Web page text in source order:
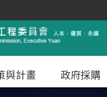
與計畫 政府採購